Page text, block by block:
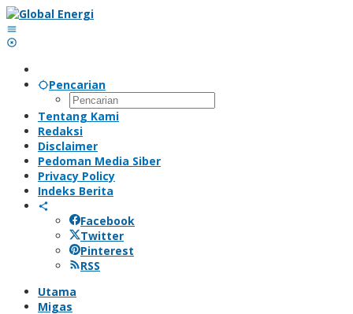
Lewati
ke
konten
Pencarian
Tentang Kami
Redaksi
Disclaimer
Pedoman Media Siber
Privacy Policy
Indeks Berita
Facebook
Twitter
Pinterest
RSS
Utama
Migas